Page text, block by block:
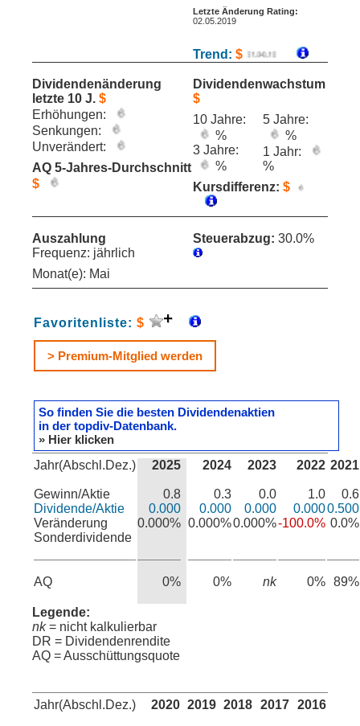
Letzte Änderung Rating:
02.05.2019
Trend: $
Dividendenänderung
letzte 10 J. $
Erhöhungen:
Senkungen:
Unverändert:
AQ 5-Jahres-Durchschnitt
$
Dividendenwachstum
$
10 Jahre:
%
5 Jahre:
%
3 Jahre:
%
1 Jahr:
%
Kursdifferenz: $
Auszahlung
Frequenz: jährlich
Monat(e): Mai
Steuerabzug: 30.0%
Favoritenliste: $
> Premium-Mitglied werden
So finden Sie die besten Dividendenaktien
in der topdiv-Datenbank.
» Hier klicken
Jahr(Abschl.Dez.)
Gewinn/Aktie
Dividende/Aktie
Veränderung
Sonderdividende
AQ
2025
0.8
0.000
0.000%
0%
2024
0.3
0.000
0.000%
0%
2023
0.0
0.000
0.000%
nk
2022
1.0
0.000
-100.0%
0%
2021
0.6
0.500
0.0%
89%
Legende:
nk= nicht kalkulierbar
DR = Dividendenrendite
AQ = Ausschüttungsquote
Jahr(Abschl.Dez.) 2020 2019 2018 2017 2016